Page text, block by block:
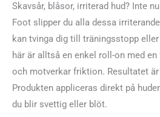
Skavsår, blåsor, irriterad hud? Inte
Foot slipper du alla dessa
kan tvinga dig till träningsstopp
här är alltså en enkel roll-on med
och motverkar friktion. Resultatet
Produkten appliceras direkt på
du blir svettig eller blöt.